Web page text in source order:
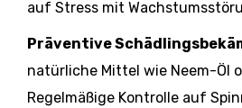
auf Stress mit
Präventive
natürliche Mittel wie Neem-Öl
Regelmäßige Kontrolle auf